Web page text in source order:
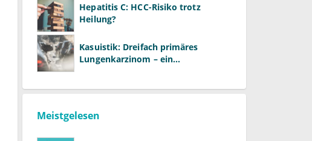
Hepatitis C: HCC-Risiko trotz
Heilung?
Kasuistik: Dreifach primäres
Lungenkarzinom – ein
Meistgelesen